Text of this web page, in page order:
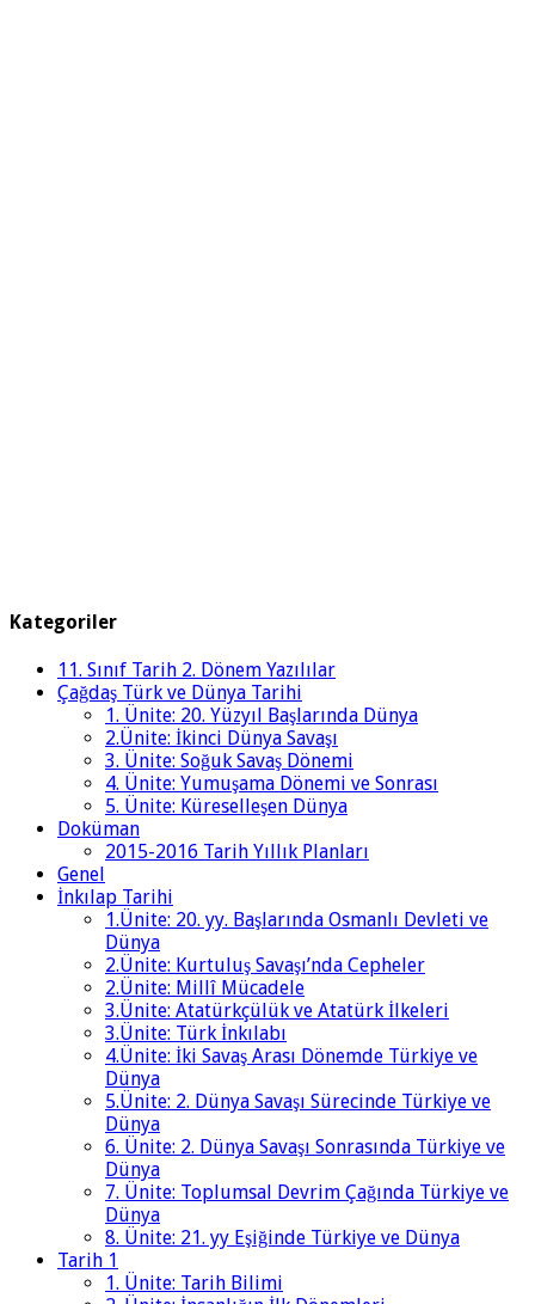
Kategoriler
11. Sınıf Tarih 2. Dönem Yazılılar
Çağdaş Türk ve Dünya Tarihi
1. Ünite: 20. Yüzyıl Başlarında Dünya
2.Ünite: İkinci Dünya Savaşı
3. Ünite: Soğuk Savaş Dönemi
4. Ünite: Yumuşama Dönemi ve Sonrası
5. Ünite: Küreselleşen Dünya
Doküman
2015-2016 Tarih Yıllık Planları
Genel
İnkılap Tarihi
1.Ünite: 20. yy. Başlarında Osmanlı Devleti ve
Dünya
2.Ünite: Kurtuluş Savaşı’nda Cepheler
2.Ünite: Millî Mücadele
3.Ünite: Atatürkçülük ve Atatürk İlkeleri
3.Ünite: Türk İnkılabı
4.Ünite: İki Savaş Arası Dönemde Türkiye ve
Dünya
5.Ünite: 2. Dünya Savaşı Sürecinde Türkiye ve
Dünya
6. Ünite: 2. Dünya Savaşı Sonrasında Türkiye ve
Dünya
7. Ünite: Toplumsal Devrim Çağında Türkiye ve
Dünya
8. Ünite: 21. yy Eşiğinde Türkiye ve Dünya
Tarih 1
1. Ünite: Tarih Bilimi